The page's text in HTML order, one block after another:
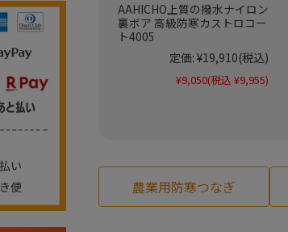
AAHICHO上質の撥水ナイロン
裏ボア 高級防寒カストロコー
ト4005
定価: ¥19,910(税込)
¥9,050(税込 ¥9,955)
農業用防寒つなぎ